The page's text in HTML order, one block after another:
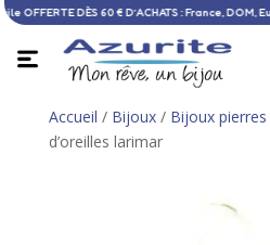
domicile OFFERTE DÈS 60 € D’ACHATS : France,
Accueil / Bijoux/ Bijoux
d’oreilles larimar